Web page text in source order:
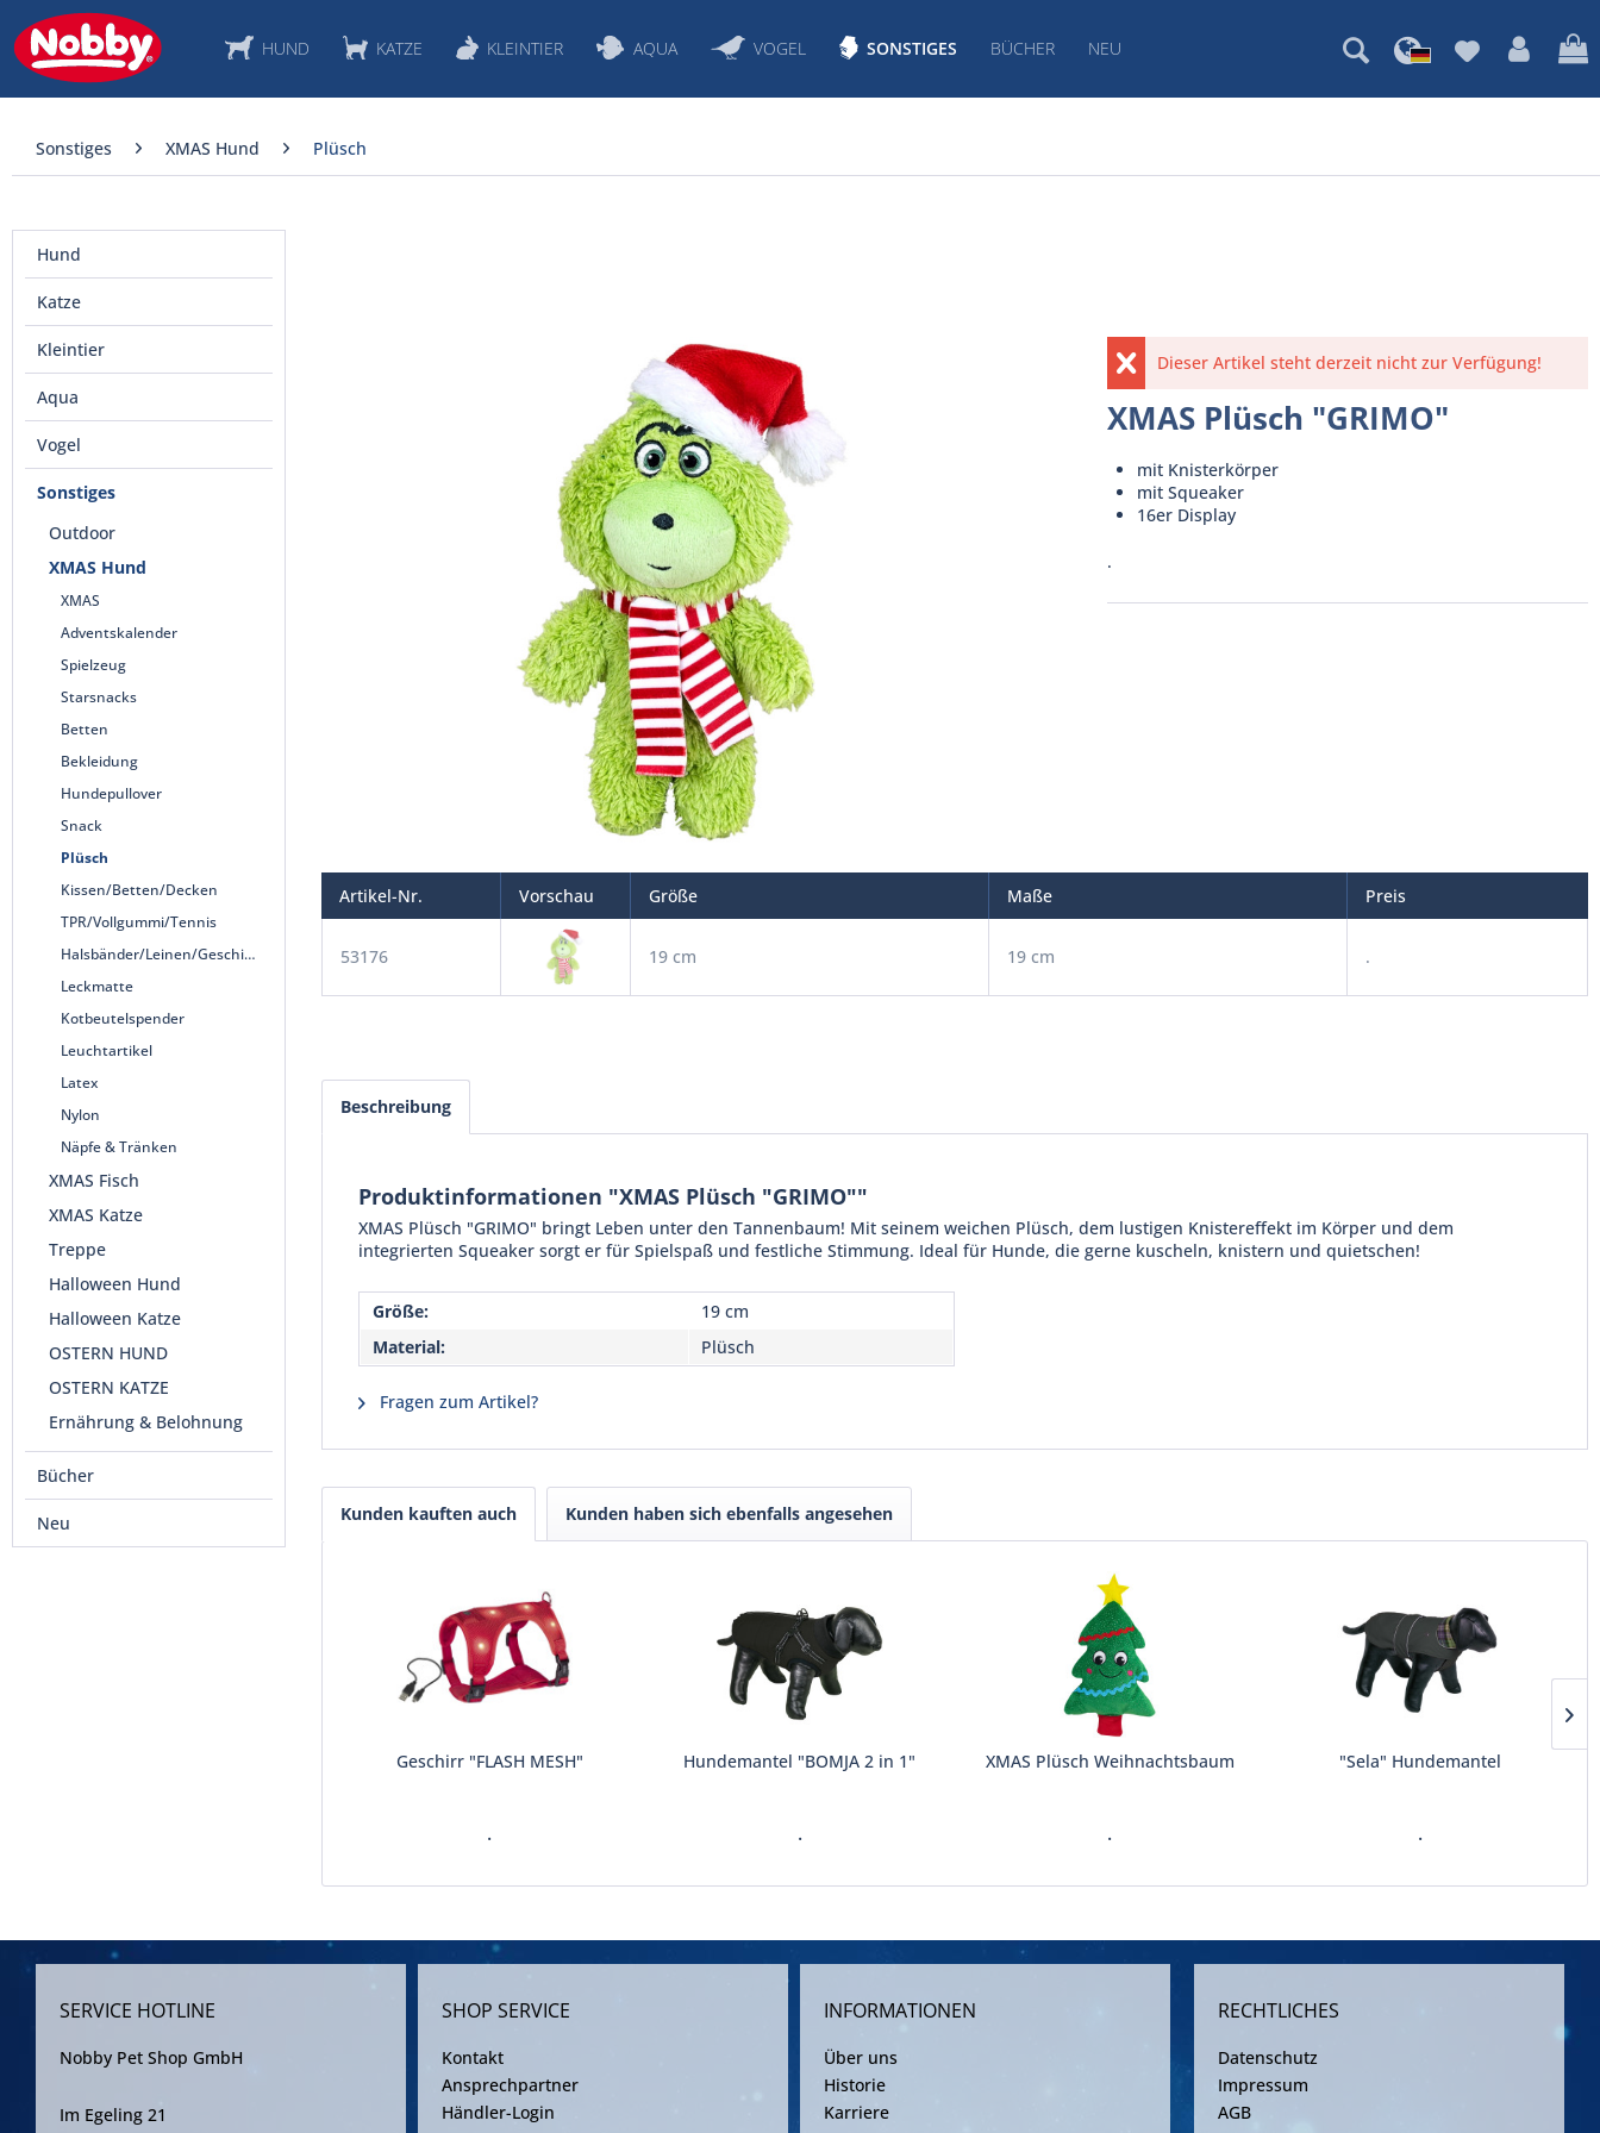
HUND KATZE KLEINTIER AQUA VOGEL SONSTIGES BÜCHER NEU
Sonstiges XMAS Hund Plüsch
Hund
Katze
Kleintier
Aqua
Vogel
Sonstiges
Outdoor
XMAS Hund
XMAS
Adventskalender
Spielzeug
Starsnacks
Betten
Bekleidung
Hundepullover
Snack
Plüsch
Kissen/Betten/Decken
TPR/Vollgummi/Tennis
Halsbänder/Leinen/Geschirre
Leckmatte
Kotbeutelspender
Leuchtartikel
Latex
Nylon
Näpfe & Tränken
XMAS Fisch
XMAS Katze
Treppe
Halloween Hund
Halloween Katze
OSTERN HUND
OSTERN KATZE
Ernährung & Belohnung
Bücher
Neu
Dieser Artikel steht derzeit nicht zur Verfügung!
XMAS Plüsch "GRIMO"
mit Knisterkörper
mit Squeaker
16er Display
.
Artikel-Nr. Vorschau Größe Maße Preis
53176 19 cm 19 cm .
Beschreibung
Produktinformationen "XMAS Plüsch "GRIMO""
XMAS Plüsch "GRIMO" bringt Leben unter den Tannenbaum! Mit seinem weichen Plüsch, dem lustigen Knistereffekt im Körper und dem
integrierten Squeaker sorgt er für Spielspaß und festliche Stimmung. Ideal für Hunde, die gerne kuscheln, knistern und quietschen!
Größe:
19 cm
Material:
Plüsch
Fragen zum Artikel?
Kunden kauften auch Kunden haben sich ebenfalls angesehen
Geschirr "FLASH MESH"
.
Hundemantel "BOMJA 2 in 1"
.
XMAS Plüsch Weihnachtsbaum
.
"Sela" Hundemantel
.
SERVICE HOTLINE
Nobby Pet Shop GmbH
Im Egeling 21
SHOP SERVICE
Kontakt
Ansprechpartner
Händler-Login
INFORMATIONEN
Über uns
Historie
Karriere
RECHTLICHES
Datenschutz
Impressum
AGB